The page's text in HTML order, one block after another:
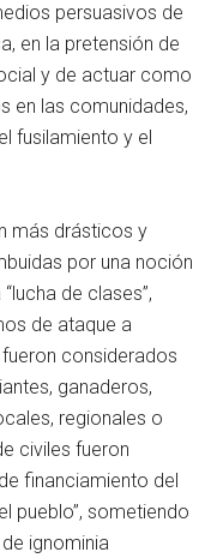
persuasivos de
en la pretensión de
y de actuar como
en las comunidades,
fusilamiento y el
más drásticos y
por una noción
de clases”,
de ataque a
considerados
ganaderos,
regionales o
civiles fueron
financiamiento del
pueblo”, sometiendo
ignominia